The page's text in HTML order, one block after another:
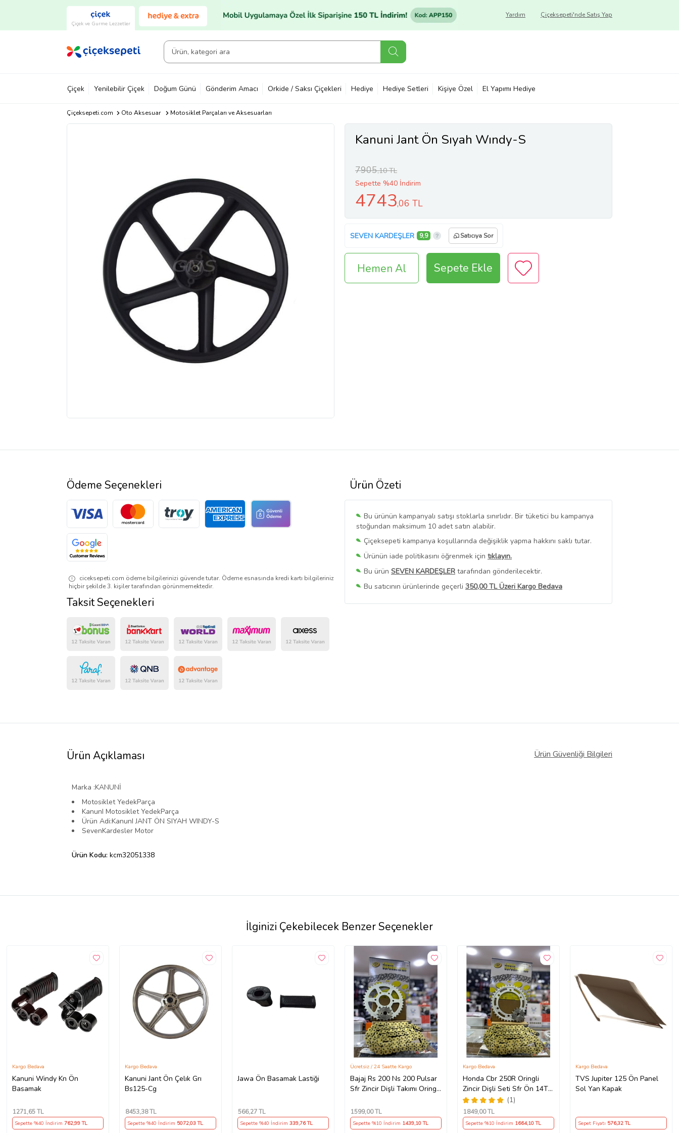
Çiçek ve Gurme Lezzetler
Çiçeksepeti'nde Satış Yap
Yardım
Çiçek Yenilebilir Çiçek Doğum Günü Gönderim Amacı Orkide / Saksı Çiçekleri Hediye Hediye Setleri Kişiye Özel El Yapımı Hediye
Çiçeksepeti.com Oto Aksesuar Motosiklet Parçaları ve Aksesuarları
Kanuni Jant Ön Sıyah Wındy-S
7905,10 TL
Sepette %40 İndirim
4743,06 TL
SEVEN KARDEŞLER 9,9 Satıcıya Sor
Hemen Al Sepete Ekle
Ürün Özeti
Bu ürünün kampanyalı satışı stoklarla sınırlıdır. Bir tüketici bu kampanya
stoğundan maksimum 10 adet satın alabilir.
Çiçeksepeti kampanya koşullarında değişiklik yapma hakkını saklı tutar.
Ürünün iade politikasını öğrenmek için tıklayın.
Bu ürün SEVEN KARDEŞLER tarafından gönderilecektir.
Bu satıcının ürünlerinde geçerli 350,00 TL Üzeri Kargo Bedava
Bu SatıcınınTüm Ürünlerini Görüntüle
Ödeme Seçenekleri
ciceksepeti.com ödeme bilgilerinizi güvende tutar. Ödeme esnasında kredi kartı bilgileriniz
hiçbir şekilde 3. kişiler tarafından görünmemektedir.
Taksit Seçenekleri
Ürün Açıklaması Ürün Güvenliği Bilgileri
Marka :KANUNİ
Motosiklet YedekParça
KanunI Motosiklet YedekParça
Ürün Adi:KanunI JANT ÖN SIYAH WINDY-S
SevenKardesler Motor
Ürün Kodu: kcm32051338
İlginizi Çekebilecek Benzer Seçenekler
Kanuni Windy Kn Ön
Basamak
Kargo Bedava
1271,65 TL
Sepette %40 İndirim 762,99 TL
Kanuni Jant Ön Çelık Grı
Bs125-Cg
Kargo Bedava
8453,38 TL
Sepette %40 İndirim 5072,03 TL
Jawa Ön Basamak Lastiği
566,27 TL
Sepette %40 İndirim 339,76 TL
Bajaj Rs 200 Ns 200 Pulsar
Sfr Zincir Dişli Takımı Oringli
Bakla Supermto
Ücretsiz / 24 Saatte Kargo
1599,00 TL
Sepette %10 İndirim 1439,10 TL
Honda Cbr 250R Oringli
Zincir Dişli Seti Sfr Ön 14T
Arka 38 T/120 Bakla 2011-
17 Arasmto
(1)
Kargo Bedava
1849,00 TL
Sepette %10 İndirim 1664,10 TL
TVS Jupiter 125 Ön Panel
Sol Yan Kapak
Kargo Bedava
Sepet Fiyatı 576,32 TL